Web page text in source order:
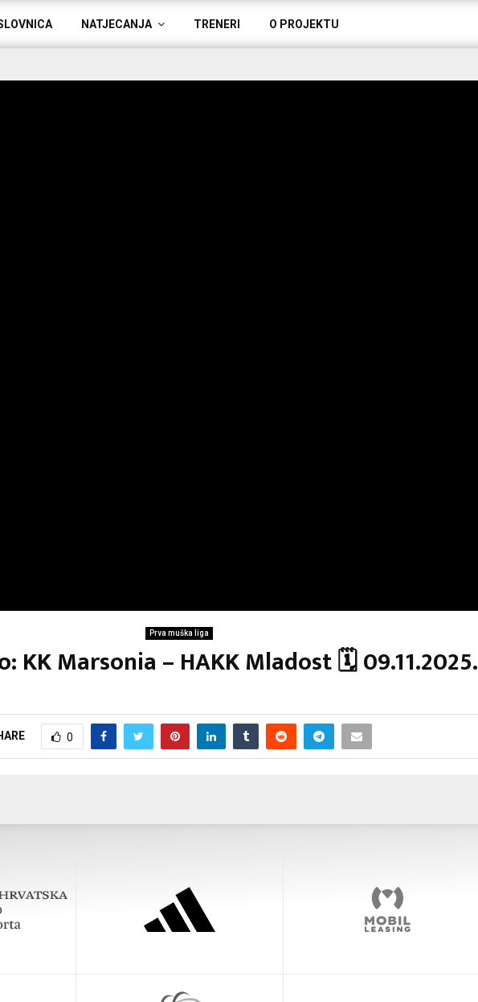
NATJECANJA TRENERI O PROJEKTU
Prva muška liga
KK Marsonia – HAKK Mladost 🗓 09.11.2025.
0